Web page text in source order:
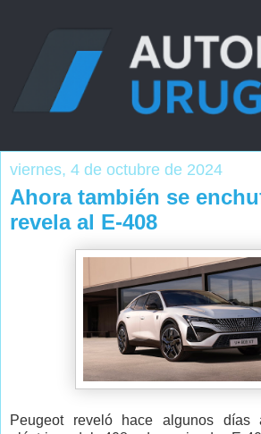
viernes, 4 de octubre de 2024
Ahora también se
revela al E-408
Peugeot reveló hace algunos